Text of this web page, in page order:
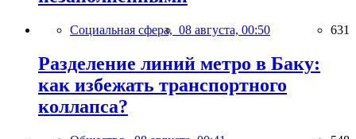
Социальная сфера, 08 августа, 00:50 631
Разделение линий метро в Баку:
как избежать транспортного
коллапса?